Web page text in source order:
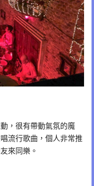
，很有帶動氣氛的魔
流行歌曲，個人非常推
來同樂。